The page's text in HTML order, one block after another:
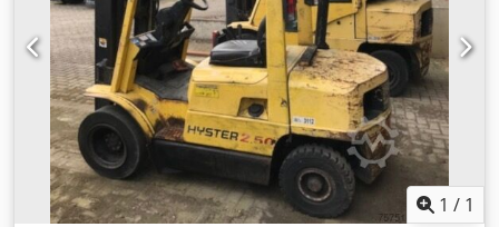
1 / 1